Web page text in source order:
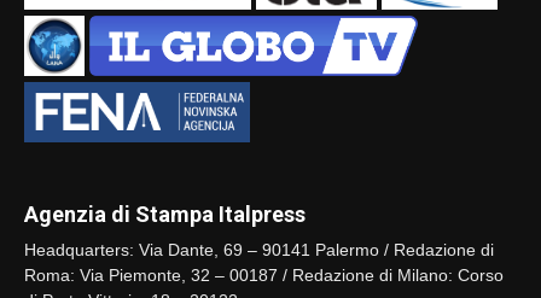
Agenzia di Stampa Italpress
Headquarters: Via Dante, 69 – 90141 Palermo / Redazione di
Roma: Via Piemonte, 32 – 00187 / Redazione di Milano: Corso